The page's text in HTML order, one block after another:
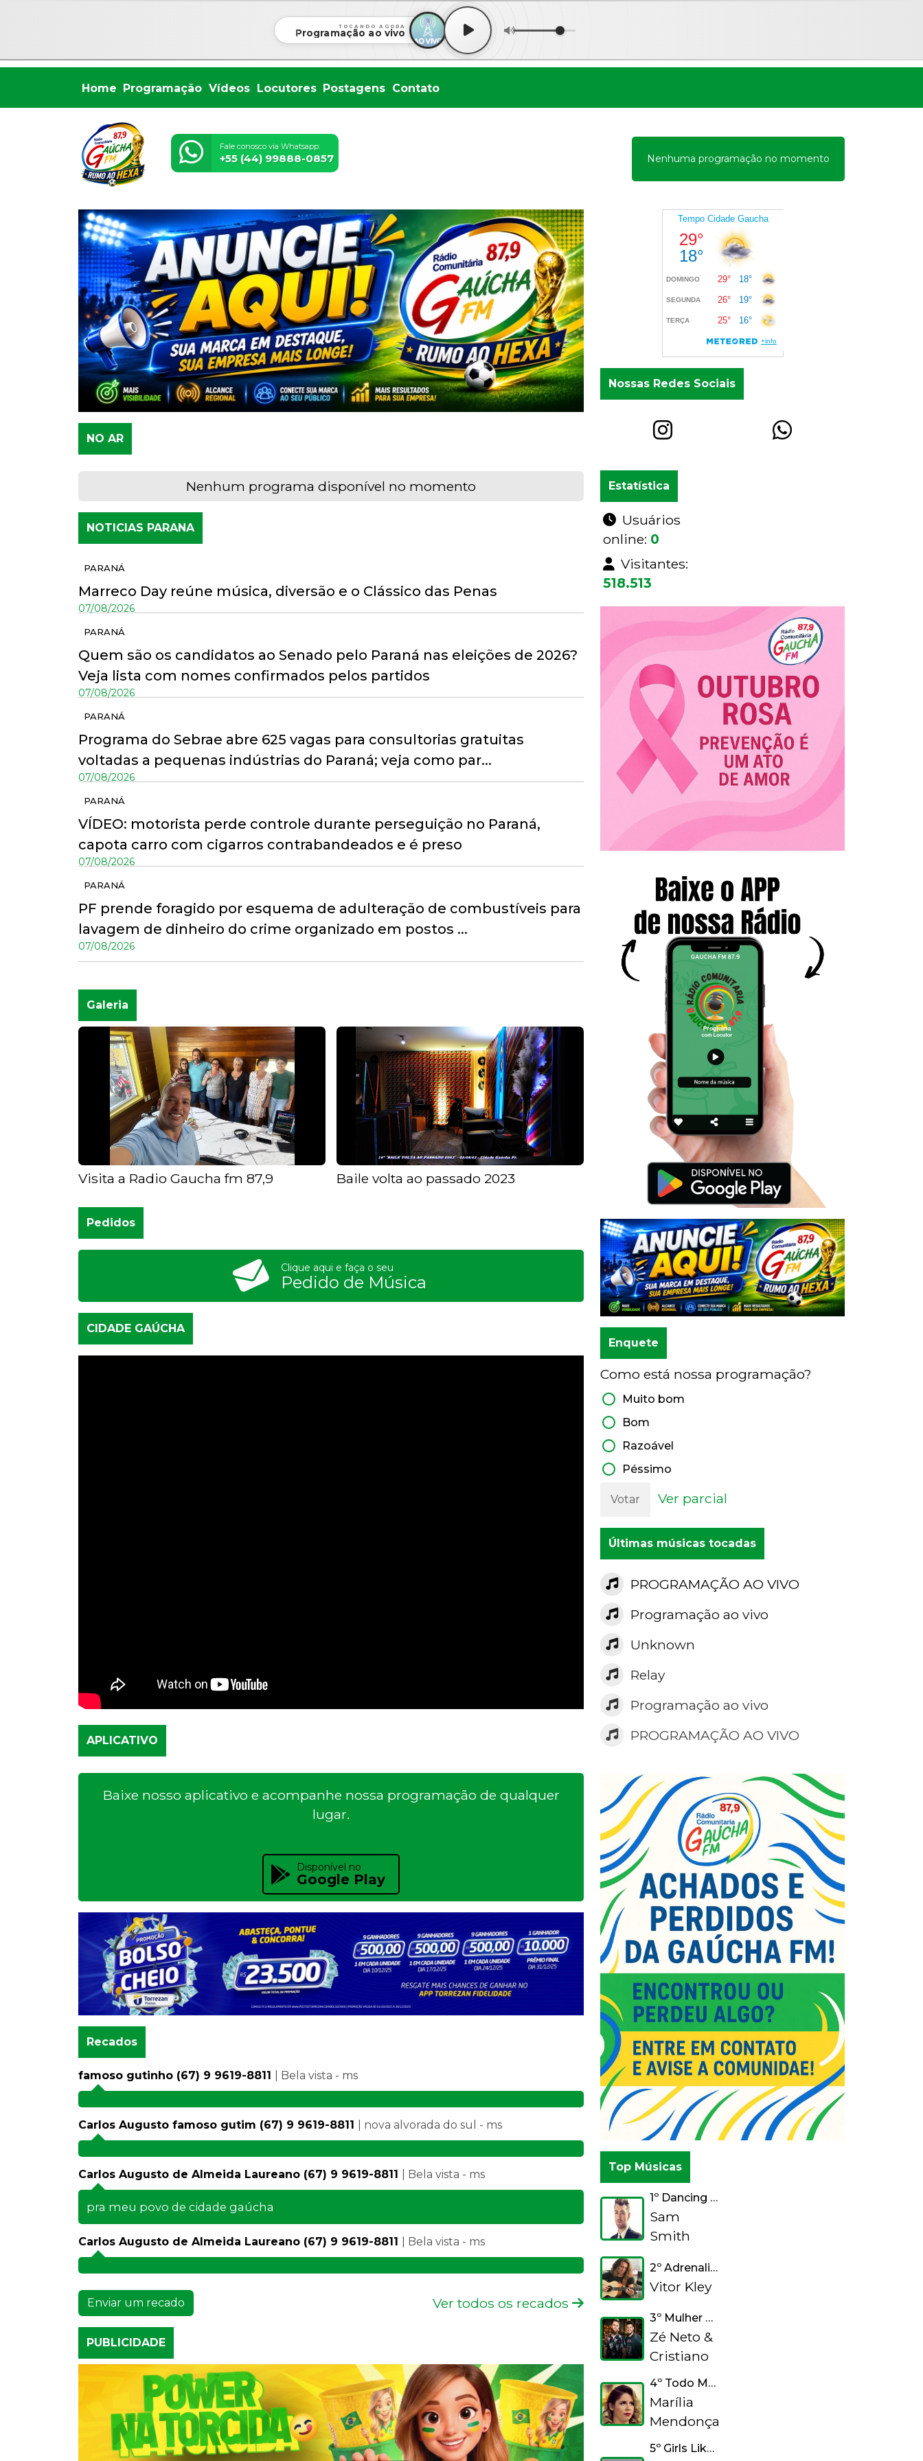
TOCANDO AGORA
Programação ao vivo
Home Programação Vídeos Locutores Postagens Contato
Fale conosco via Whatsapp:
+55 (44) 99888-0857 Nenhuma programação no momento
NO AR
Nenhum programa disponível no momento
NOTICIAS PARANA
PARANÁ
Marreco Day reúne música, diversão e o Clássico das Penas
07/08/2026
PARANÁ
Quem são os candidatos ao Senado pelo Paraná nas eleições de 2026?
Veja lista com nomes confirmados pelos partidos
07/08/2026
PARANÁ
Programa do Sebrae abre 625 vagas para consultorias gratuitas
voltadas a pequenas indústrias do Paraná; veja como par...
07/08/2026
PARANÁ
VÍDEO: motorista perde controle durante perseguição no Paraná,
capota carro com cigarros contrabandeados e é preso
07/08/2026
PARANÁ
PF prende foragido por esquema de adulteração de combustíveis para
lavagem de dinheiro do crime organizado em postos ...
07/08/2026
Galeria
Visita a Radio Gaucha fm 87,9 Baile volta ao passado 2023
Pedidos
Clique aqui e faça o seu
Pedido de Música
CIDADE GAÚCHA
APLICATIVO
Baixe nosso aplicativo e acompanhe nossa programação de qualquer
lugar.
Disponível no
Google Play
Recados
famoso gutinho (67) 9 9619-8811 | Bela vista - ms
Carlos Augusto famoso gutim (67) 9 9619-8811 | nova alvorada do sul - ms
Carlos Augusto de Almeida Laureano (67) 9 9619-8811 | Bela vista - ms
pra meu povo de cidade gaúcha
Carlos Augusto de Almeida Laureano (67) 9 9619-8811 | Bela vista - ms
Enviar um recado Ver todos os recados
PUBLICIDADE
Nossas Redes Sociais
Estatística
Usuários
online: 0
Visitantes:
518.513
Enquete
Como está nossa programação?
Muito bom
Bom
Razoável
Péssimo
Votar Ver parcial
Últimas músicas tocadas
PROGRAMAÇÃO AO VIVO
Programação ao vivo
Unknown
Relay
Programação ao vivo
PROGRAMAÇÃO AO VIVO
Top Músicas
1º Dancing With A Stranger
Sam
Smith
2º Adrenalizou
Vitor Kley
3º Mulher Maravilha
Zé Neto &
Cristiano
4º Todo Mundo Vai Sofrer
Marília
Mendonça
5º Girls Like You